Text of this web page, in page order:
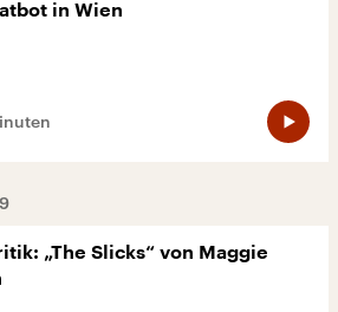
in Wien
„The Slicks“ von Maggie